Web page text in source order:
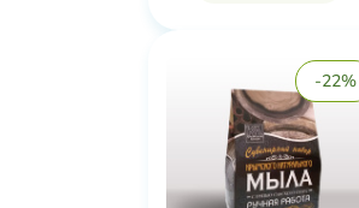
-22%